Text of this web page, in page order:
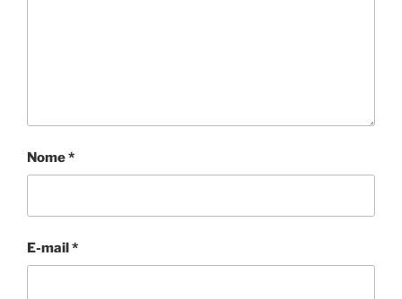
Nome*
E-mail*